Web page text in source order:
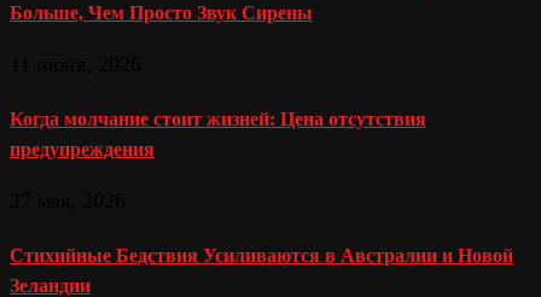
Больше, Чем Просто Звук Сирены
Когда молчание стоит жизней: Цена отсутствия
предупреждения
Стихийные Бедствия Усиливаются в Австралии и Новой
Зеландии